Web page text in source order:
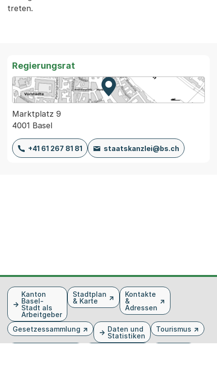
treten.
Regierungsrat
Zur Karte von MapBS.
Externer Link, wird in einem
Marktplatz 9
4001 Basel
+41 61 267 81 81 staatskanzlei@bs.ch
FusszeileKanton
Basel-
Stadt als
Arbeitgeber
Stadtplan
& Karte
Kontakte
&
Adressen
Gesetzessammlung
Daten und
Statistiken
Tourismus